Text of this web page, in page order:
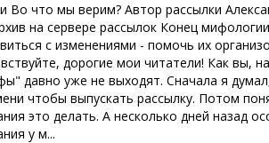
Во что мы верим? Автор рассылки
на сервере рассылок Конец
с изменениями - помочь их
дорогие мои читатели! Как вы,
давно уже не выходят. Сначала я
чтобы выпускать рассылку. Потом
это делать. А несколько дней назад
у м...